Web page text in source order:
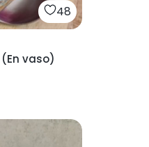
48
vaso)